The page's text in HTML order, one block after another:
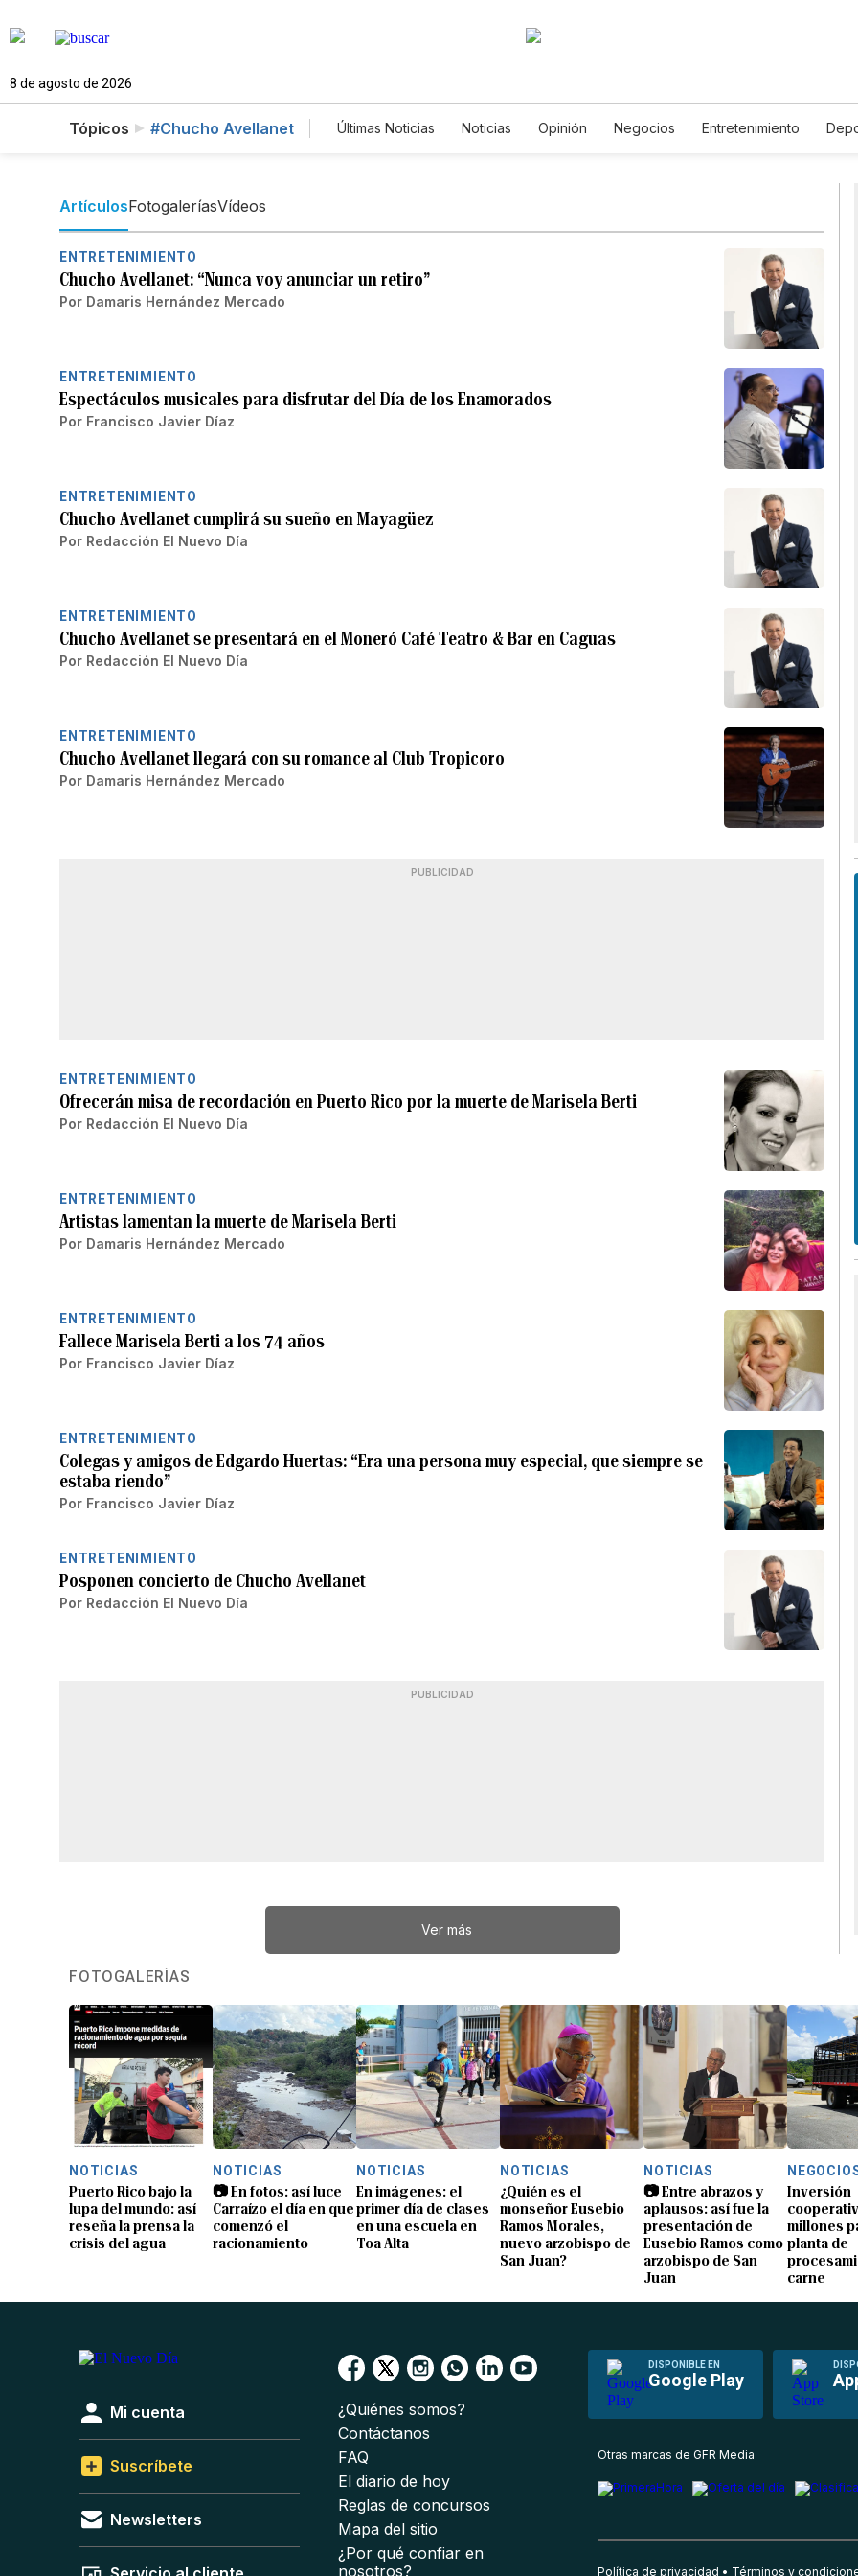
8 de agosto de 2026
Tópicos #Chucho Avellanet Últimas Noticias Noticias Opinión Negocios Entretenimiento
ArtículosFotogaleríasVídeos
ENTRETENIMIENTO
Chucho Avellanet: “Nunca voy anunciar un retiro”
Por Damaris Hernández Mercado
ENTRETENIMIENTO
Espectáculos musicales para disfrutar del Día de los Enamorados
Por Francisco Javier Díaz
ENTRETENIMIENTO
Chucho Avellanet cumplirá su sueño en Mayagüez
Por Redacción El Nuevo Día
ENTRETENIMIENTO
Chucho Avellanet se presentará en el Moneró Café Teatro & Bar en Caguas
Por Redacción El Nuevo Día
ENTRETENIMIENTO
Chucho Avellanet llegará con su romance al Club Tropicoro
Por Damaris Hernández Mercado
PUBLICIDAD
ENTRETENIMIENTO
Ofrecerán misa de recordación en Puerto Rico por la muerte de Marisela Berti
Por Redacción El Nuevo Día
ENTRETENIMIENTO
Artistas lamentan la muerte de Marisela Berti
Por Damaris Hernández Mercado
ENTRETENIMIENTO
Fallece Marisela Berti a los 74 años
Por Francisco Javier Díaz
ENTRETENIMIENTO
Colegas y amigos de Edgardo Huertas: “Era una persona muy especial, que siempre se
estaba riendo”
Por Francisco Javier Díaz
ENTRETENIMIENTO
Posponen concierto de Chucho Avellanet
Por Redacción El Nuevo Día
PUBLICIDAD
Ver más
FOTOGALERÍAS
NOTICIAS
Puerto Rico bajo la
lupa del mundo: así
reseña la prensa la
crisis del agua
NOTICIAS
📷 En fotos: así luce
Carraízo el día en que
comenzó el
racionamiento
NOTICIAS
En imágenes: el
primer día de clases
en una escuela en
Toa Alta
NOTICIAS
¿Quién es el
monseñor Eusebio
Ramos Morales,
nuevo arzobispo de
San Juan?
NOTICIAS
📷 Entre abrazos y
aplausos: así fue la
presentación de
Eusebio Ramos como
arzobispo de San
Juan
Inversión
millones
planta de
carne
DISPONIBLE EN
Google Play
Mi cuenta
Suscríbete
Newsletters
¿Quiénes somos?
Contáctanos
FAQ
El diario de hoy
Reglas de concursos
Mapa del sitio
¿Por qué confiar en
nosotros?
Otras marcas de GFR Media
Política de privacidad Términos y